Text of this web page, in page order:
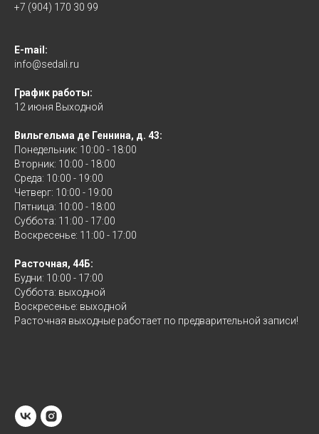
+7 (904) 170 30 99
E-mail:
info@sedali.ru
График работы:
12 июня Выходной
Вильгельма де Геннина, д. 43:
Понедельник: 10:00 - 18:00
Вторник: 10:00 - 18:00
Среда: 10:00 - 19:00
Четверг: 10:00 - 19:00
Пятница: 10:00 - 18:00
Суббота: 11:00 - 17:00
Воскресенье: 11:00 - 17:00
Расточная, 44Б:
Будни: 10:00 - 17:00
Суббота: выходной
Воскресенье: выходной
Расточная выходные работает по предварительной записи!